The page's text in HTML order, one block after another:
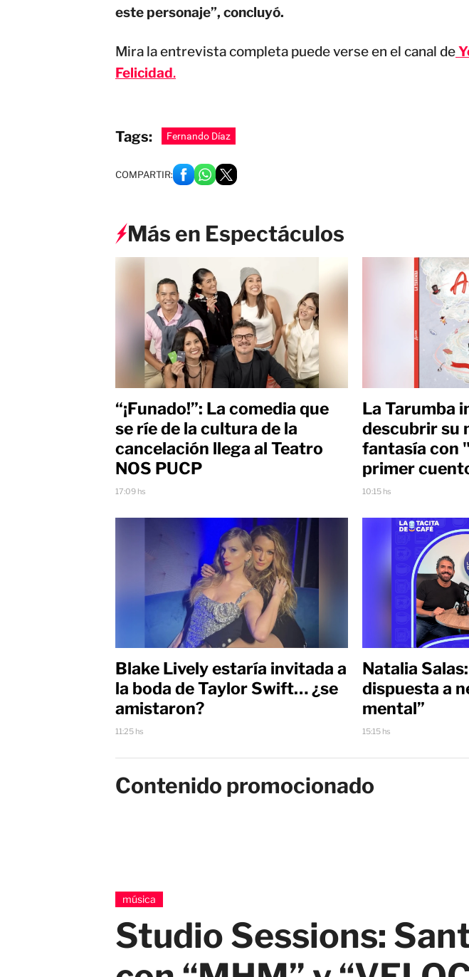
este personaje”, concluyó.
Mira la entrevista completa puede verse en el canal de
Felicidad.
Tags: Fernando Díaz
COMPARTIR:
Más en Espectáculos
“¡Funado!”: La comedia que
se ríe de la cultura de la
cancelación llega al Teatro
NOS PUCP
17:09 hs
La Tarumba
descubrir su
fantasía con
primer
10:15 hs
Blake Lively estaría invitada a
la boda de Taylor Swift… ¿se
amistaron?
11:25 hs
Natalia
dispuesta a
mental”
15:15 hs
Contenido promocionado
música
Studio Sessions: